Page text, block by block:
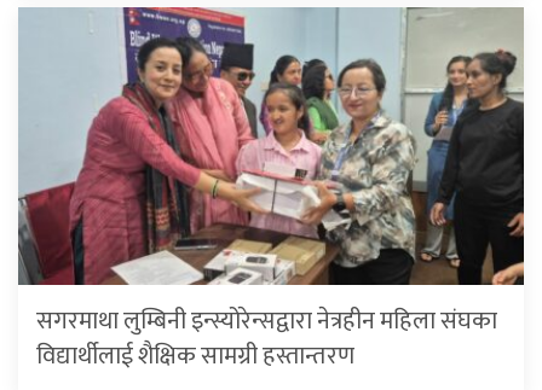
सगरमाथा लुम्बिनी इन्स्योरेन्सद्वारा नेत्रहीन महिला संघका
विद्यार्थीलाई शैक्षिक सामग्री हस्तान्तरण